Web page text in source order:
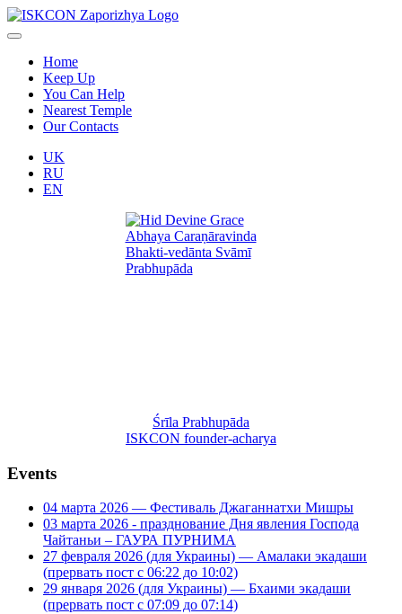
Home
Keep Up
You Can Help
Nearest Temple
Our Contacts
UK
RU
EN
Śrīla Prabhupāda
ISKCON founder-acharya
Events
04 марта 2026 — Фестиваль Джаганнатхи Мишры
03 марта 2026 - празднование Дня явления Господа
Чайтаньи – ГАУРА ПУРНИМА
27 февраля 2026 (для Украины) — Амалаки экадаши
(прервать пост с 06:22 до 10:02)
29 января 2026 (для Украины) — Бхаими экадаши
(прервать пост с 07:09 до 07:14)